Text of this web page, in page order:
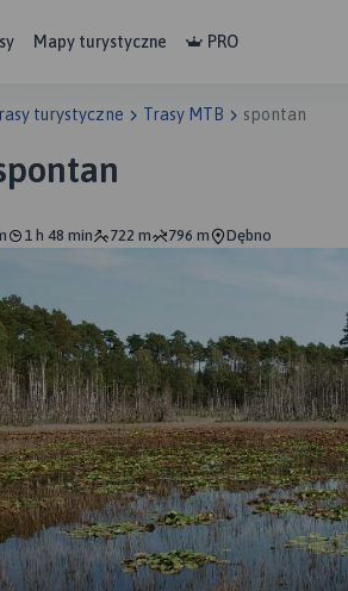
Mapy turystyczne PRO
turystyczne Trasy MTB spontan
1 h 48 min 722 m 796 m Dębno